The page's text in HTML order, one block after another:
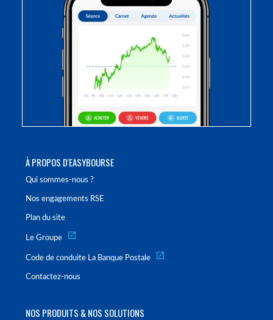
À PROPOS D'EASYBOURSE
Qui sommes-nous ?
Nos engagements RSE
Plan du site
Le Groupe
Code de conduite La Banque Postale
Contactez-nous
NOS PRODUITS & NOS SOLUTIONS